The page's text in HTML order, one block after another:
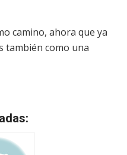
camino, ahora que ya
también como una